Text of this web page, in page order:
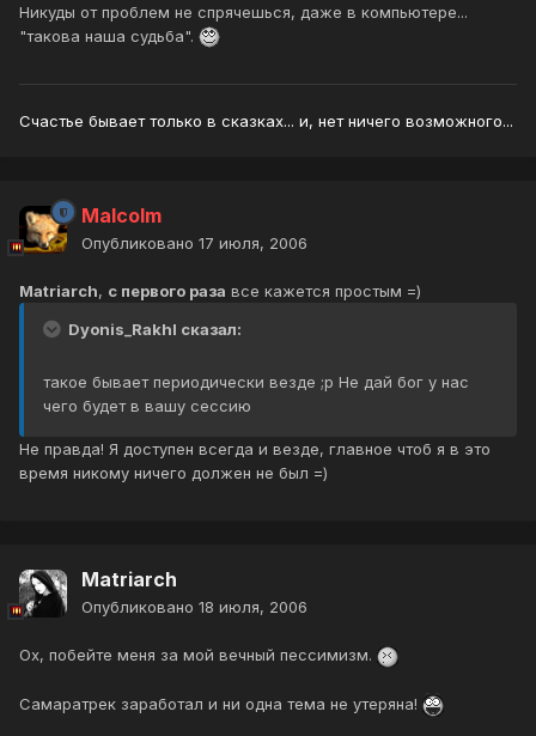
Никуды от проблем не спрячешься, даже в компьютере...
"такова наша судьба".
Счастье бывает только в сказках... и, нет ничего возможного...
Malcolm
Опубликовано 17 июля, 2006
Matriarch, с первого раза все кажется простым =)
Dyonis_Rakhl сказал:
такое бывает периодически везде ;р Не дай бог у нас
чего будет в вашу сессию
Не правда! Я доступен всегда и везде, главное чтоб я в это
время никому ничего должен не был =)
Matriarch
Опубликовано 18 июля, 2006
Ох, побейте меня за мой вечный пессимизм.
Самаратрек заработал и ни одна тема не утеряна!